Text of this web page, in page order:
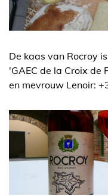
De kaas van Rocroy
'GAEC de la Croix de
en mevrouw Lenoir: